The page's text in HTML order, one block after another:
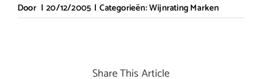
Door | 20/12/2005 | Categorieën:Wijnrating Marken
Share This Article